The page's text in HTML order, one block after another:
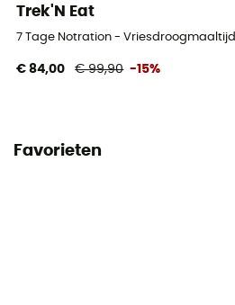
Trek'N Eat
7 Tage Notration - Vriesdroogmaaltijd
€ 84,00 € 99,90 -15%
Favorieten